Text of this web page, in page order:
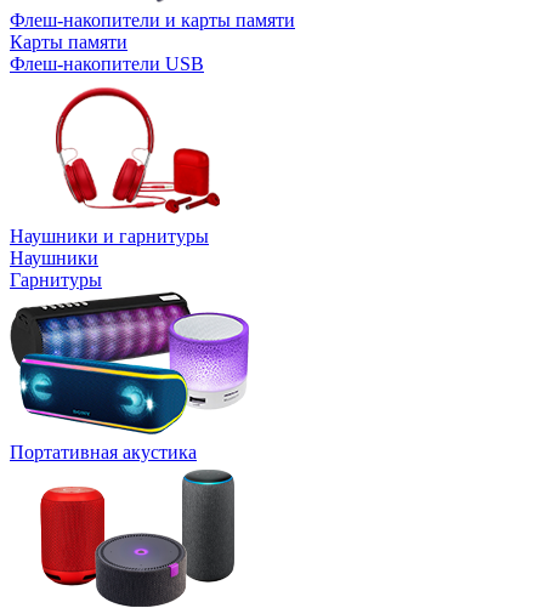
Флеш-накопители и карты памяти
Карты памяти
Флеш-накопители USB
Наушники и гарнитуры
Наушники
Гарнитуры
Портативная акустика